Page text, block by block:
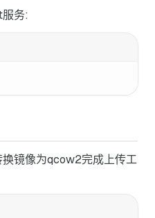
务:
镜像为qcow2完成上传工